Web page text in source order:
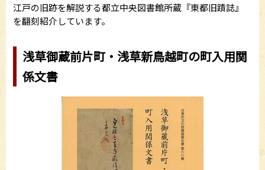
江戸の旧跡を解説する都立中央図書館所蔵『東都旧蹟誌』
を翻刻紹介しています。
浅草御蔵前片町・浅草新鳥越町の町入用関
係文書